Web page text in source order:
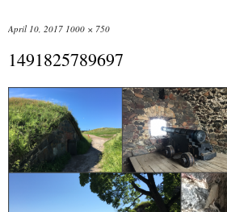
April 10, 2017 1000 × 750
1491825789697